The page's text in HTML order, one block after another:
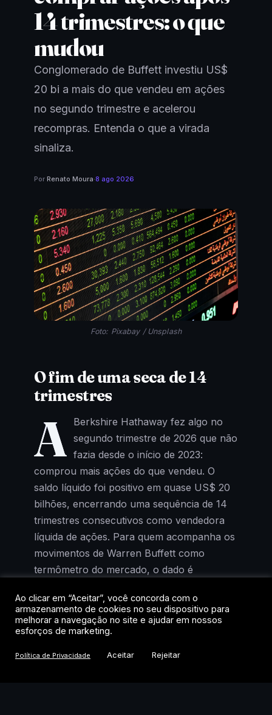
14 trimestres: o que
mudou
Conglomerado de Buffett investiu US$
20 bi a mais do que vendeu em ações
no segundo trimestre e acelerou
recompras. Entenda o que a virada
sinaliza.
Por Renato Moura·8 ago 2026
Foto: Pixabay / Unsplash
O fim de uma seca de 14
trimestres
A Berkshire Hathaway fez algo no
segundo trimestre de 2026 que não
fazia desde o início de 2023:
comprou mais ações do que vendeu. O
saldo líquido foi positivo em quase US$ 20
bilhões, encerrando uma sequência de 14
trimestres consecutivos como vendedora
líquida de ações. Para quem acompanha os
movimentos de Warren Buffett como
termômetro do mercado, o dado é
A virada não foi tímida. Além das compras
no mercado aberto, o conglomerado
recomprou US$ 4,5 bilhões em ações
Ao clicar em “Aceitar”, você concorda com o
armazenamento de cookies no seu dispositivo para
melhorar a navegação no site e ajudar em nossos
esforços de marketing.
Política de Privacidade Aceitar Rejeitar